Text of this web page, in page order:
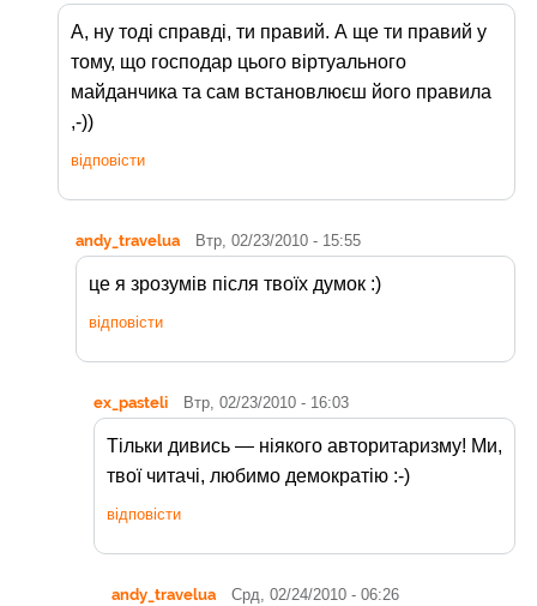
А, ну тоді справді, ти правий. А ще ти правий у
тому, що господар цього віртуального
майданчика та сам встановлюєш його правила
,-))
відповісти
andy_travelua Втр, 02/23/2010 - 15:55
це я зрозумів після твоїх думок :)
відповісти
ex_pasteli Втр, 02/23/2010 - 16:03
Тільки дивись — ніякого авторитаризму! Ми,
твої читачі, любимо демократію :-)
відповісти
andy_travelua Срд, 02/24/2010 - 06:26